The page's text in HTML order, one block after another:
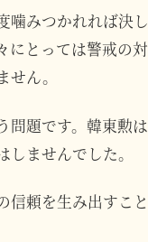
噛みつかれれば決し
にとっては警戒の対
ん。
問題です。韓東勲は
ませんでした。
信頼を生み出すこと